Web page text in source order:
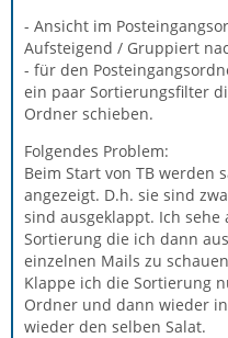
- Ansicht im
Aufsteigend / Gruppiert
- für den
ein paar Sortierungsfilter
Ordner schieben.
Folgendes Problem:
Beim Start von TB werden
angezeigt. D.h. sie sind
sind ausgeklappt. Ich sehe
Sortierung die ich dann
einzelnen Mails zu
Klappe ich die Sortierung
Ordner und dann wieder
wieder den selben Salat.